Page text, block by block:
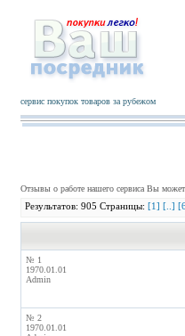
сервис покупок товаров за рубежом
Отзывы о работе нашего сервиса Вы
Результатов: 905 Страницы: [1] [..]
№ 1
1970.01.01
Admin
№ 2
1970.01.01